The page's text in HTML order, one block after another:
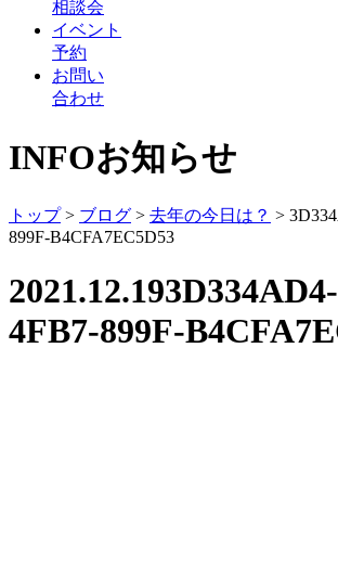
相談会
イベント
予約
お問い
合わせ
INFOお知らせ
トップ> ブログ > 去年の今日は？ >
899F-B4CFA7EC5D53
2021.12.19
4FB7-899F-